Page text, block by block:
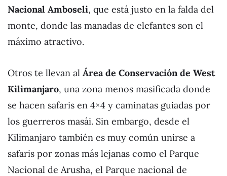
Nacional Amboseli, que está justo en la falda del
monte, donde las manadas de elefantes son el
máximo atractivo.
Otros te llevan al Área de Conservación de West
Kilimanjaro, una zona menos masificada donde
se hacen safaris en 4×4 y caminatas guiadas por
los guerreros masái. Sin embargo, desde el
Kilimanjaro también es muy común unirse a
safaris por zonas más lejanas como el Parque
Nacional de Arusha, el Parque nacional de